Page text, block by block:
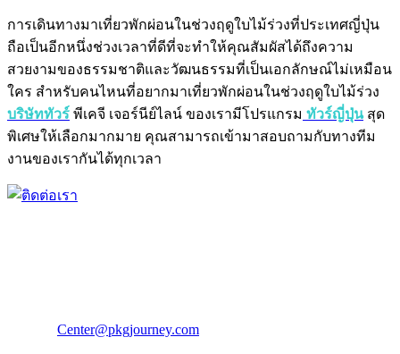
การเดินทางมาเที่ยวพักผ่อนในช่วงฤดูใบไม้ร่วงที่ประเทศญี่ปุ่น
ถือเป็นอีกหนึ่งช่วงเวลาที่ดีที่จะทำให้คุณสัมผัสได้ถึงความ
สวยงามของธรรมชาติและวัฒนธรรมที่เป็นเอกลักษณ์ไม่เหมือน
ใคร สำหรับคนไหนที่อยากมาเที่ยวพักผ่อนในช่วงฤดูใบไม้ร่วง
บริษัททัวร์ พีเคจี เจอร์นีย์ไลน์ ของเรามีโปรแกรม ทัวร์ญี่ปุ่นสุด
พิเศษให้เลือกมากมาย คุณสามารถเข้ามาสอบถามกับทางทีม
งานของเรากันได้ทุกเวลา
Center@pkgjourney.com